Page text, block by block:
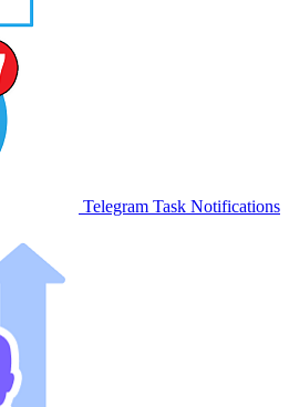
Telegram Task Notifications